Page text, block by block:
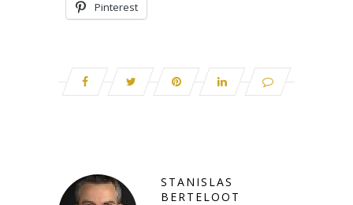
Pinterest
STANISLAS
BERTELOOT